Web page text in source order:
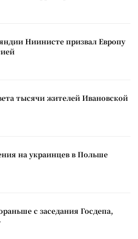
Ниинисте призвал Европу
тысячи жителей Ивановской
на украинцев в Польше
с заседания Госдепа,